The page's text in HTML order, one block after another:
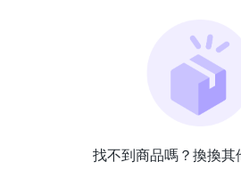
找不到商品嗎？換換其